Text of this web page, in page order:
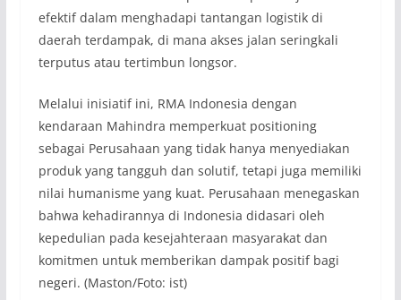
efektif dalam menghadapi tantangan logistik di
daerah terdampak, di mana akses jalan seringkali
terputus atau tertimbun longsor.
Melalui inisiatif ini, RMA Indonesia dengan
kendaraan Mahindra memperkuat positioning
sebagai Perusahaan yang tidak hanya menyediakan
produk yang tangguh dan solutif, tetapi juga memiliki
nilai humanisme yang kuat. Perusahaan menegaskan
bahwa kehadirannya di Indonesia didasari oleh
kepedulian pada kesejahteraan masyarakat dan
komitmen untuk memberikan dampak positif bagi
negeri. (Maston/Foto: ist)